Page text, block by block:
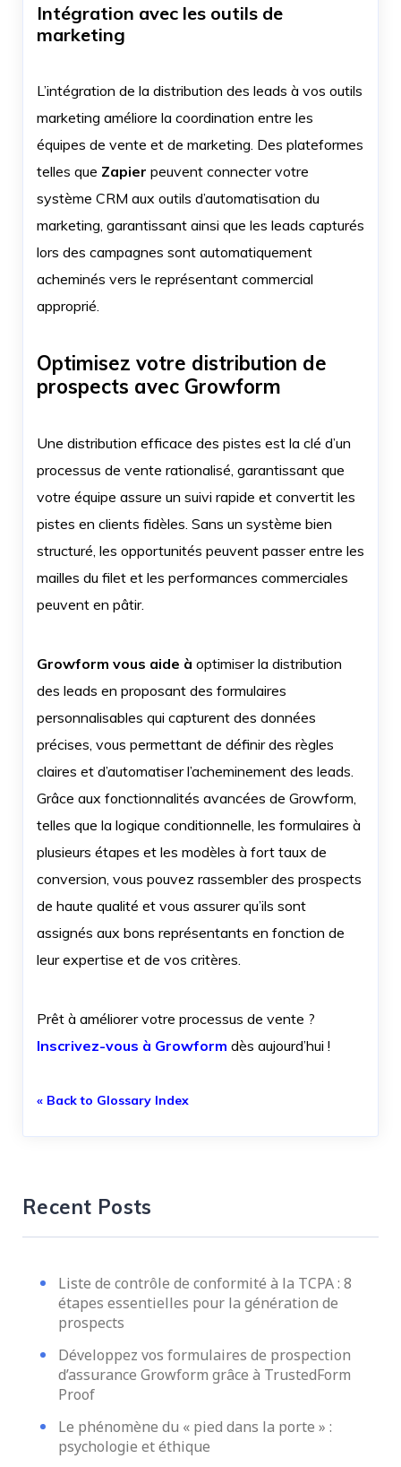
Intégration avec les outils de
marketing
L’intégration de la distribution des leads à vos outils
marketing améliore la coordination entre les
équipes de vente et de marketing. Des plateformes
telles que Zapier peuvent connecter votre
système CRM aux outils d’automatisation du
marketing, garantissant ainsi que les leads capturés
lors des campagnes sont automatiquement
acheminés vers le représentant commercial
approprié.
Optimisez votre distribution de
prospects avec Growform
Une distribution efficace des pistes est la clé d’un
processus de vente rationalisé, garantissant que
votre équipe assure un suivi rapide et convertit les
pistes en clients fidèles. Sans un système bien
structuré, les opportunités peuvent passer entre les
mailles du filet et les performances commerciales
peuvent en pâtir.
Growform vous aide à optimiser la distribution
des leads en proposant des formulaires
personnalisables qui capturent des données
précises, vous permettant de définir des règles
claires et d’automatiser l’acheminement des leads.
Grâce aux fonctionnalités avancées de Growform,
telles que la logique conditionnelle, les formulaires à
plusieurs étapes et les modèles à fort taux de
conversion, vous pouvez rassembler des prospects
de haute qualité et vous assurer qu’ils sont
assignés aux bons représentants en fonction de
leur expertise et de vos critères.
Prêt à améliorer votre processus de vente ?
Inscrivez-vous à Growform dès aujourd’hui !
« Back to Glossary Index
Recent Posts
Liste de contrôle de conformité à la TCPA : 8
étapes essentielles pour la génération de
prospects
Développez vos formulaires de prospection
d’assurance Growform grâce à TrustedForm
Proof
Le phénomène du « pied dans la porte » :
psychologie et éthique